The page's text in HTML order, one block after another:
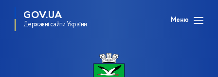
GOV.UA
Державні сайти України
Меню